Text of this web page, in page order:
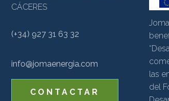
CÁCERES
(+34) 927 31 63 32
info@jomaenergia.com
CONTACTAR
las
del